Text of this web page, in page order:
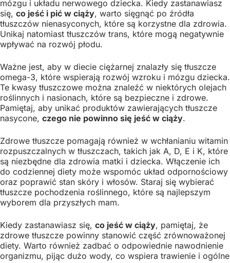
mózgu i układu nerwowego dziecka. Kiedy zastanawiasz
się, co jeść i pić w ciąży, warto sięgnąć po źródła
tłuszczów nienasyconych, które są korzystne dla zdrowia.
Unikaj natomiast tłuszczów trans, które mogą negatywnie
wpływać na rozwój płodu.
Ważne jest, aby w diecie ciężarnej znalazły się tłuszcze
omega-3, które wspierają rozwój wzroku i mózgu dziecka.
Te kwasy tłuszczowe można znaleźć w niektórych olejach
roślinnych i nasionach, które są bezpieczne i zdrowe.
Pamiętaj, aby unikać produktów zawierających tłuszcze
nasycone, czego nie powinno się jeść w ciąży.
Zdrowe tłuszcze pomagają również w wchłanianiu witamin
rozpuszczalnych w tłuszczach, takich jak A, D, E i K, które
są niezbędne dla zdrowia matki i dziecka. Włączenie ich
do codziennej diety może wspomóc układ odpornościowy
oraz poprawić stan skóry i włosów. Staraj się wybierać
tłuszcze pochodzenia roślinnego, które są najlepszym
wyborem dla przyszłych mam.
Kiedy zastanawiasz się, co jeść w ciąży, pamiętaj, że
zdrowe tłuszcze powinny stanowić część zrównoważonej
diety. Warto również zadbać o odpowiednie nawodnienie
organizmu, pijąc dużo wody, co wspiera trawienie i ogólne